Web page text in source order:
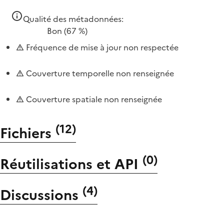
Qualité des métadonnées:
Bon (67 %)
Fréquence de mise à jour non respectée
Couverture temporelle non renseignée
Couverture spatiale non renseignée
Fichiers (12)
Réutilisations et API (0)
Discussions (4)